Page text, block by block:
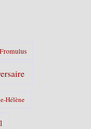
Hélène